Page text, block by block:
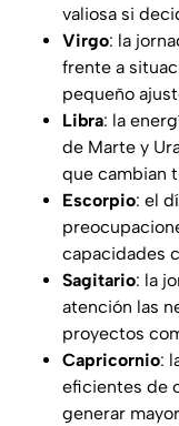
valiosa si
Virgo: la
frente a
pequeño
Libra: la
de Marte y
que cambian
Escorpio: el
capacidades
Sagitario: la
atención las
proyectos
Capricornio:
eficientes de
generar